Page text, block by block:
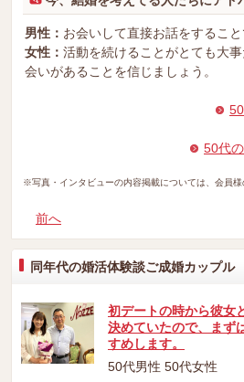
男性： お会いして直接お話をすること
女性： 活動を続けることがとても大
会いがあることを信じましょう。
50代
※写真・インタビューの内容掲載については、会員様
前へ
同年代の婚活体験談ご成婚カップル
初デートの時から彼女
決めていたので、まず
すめします。
50代男性 50代女性